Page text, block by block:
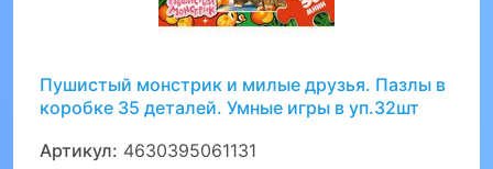
Пушистый монстрик и милые друзья. Пазлы в
коробке 35 деталей. Умные игры в уп.32шт
Артикул: 4630395061131